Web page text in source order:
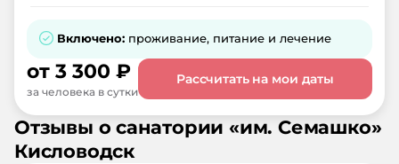
Включено: проживание, питание и лечение
от 3 300 ₽
за человека в сутки
Рассчитать на мои даты
Отзывы осанатории «им. Семашко»
Кисловодск